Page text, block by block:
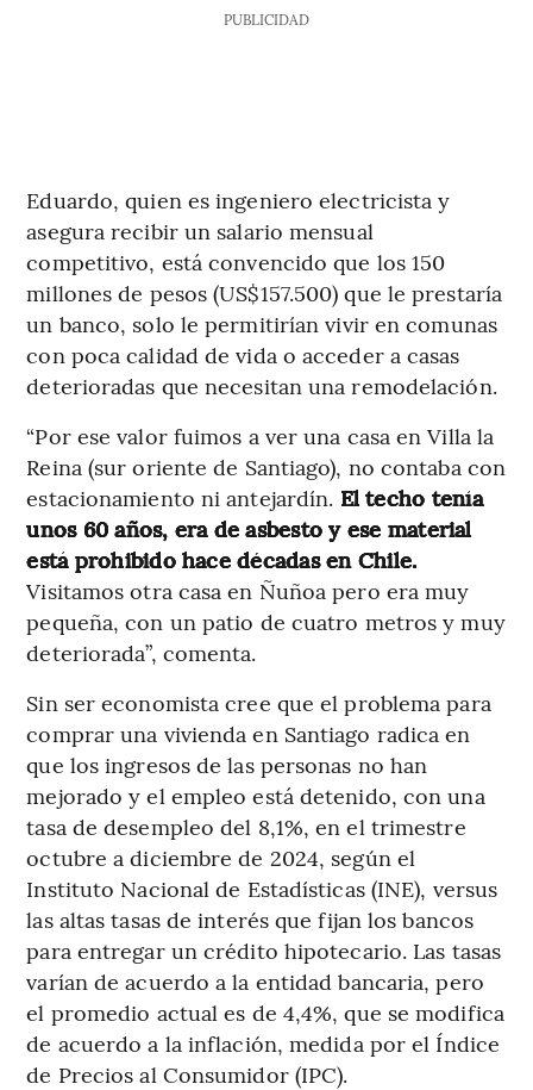
PUBLICIDAD
Eduardo, quien es ingeniero electricista y
asegura recibir un salario mensual
competitivo, está convencido que los 150
millones de pesos (US$157.500) que le prestaría
un banco, solo le permitirían vivir en comunas
con poca calidad de vida o acceder a casas
deterioradas que necesitan una remodelación.
“Por ese valor fuimos a ver una casa en Villa la
Reina (sur oriente de Santiago), no contaba con
estacionamiento ni antejardín. El techo tenía
unos 60 años, era de asbesto y ese material
está prohibido hace décadas en Chile.
Visitamos otra casa en Ñuñoa pero era muy
pequeña, con un patio de cuatro metros y muy
deteriorada”, comenta.
Sin ser economista cree que el problema para
comprar una vivienda en Santiago radica en
que los ingresos de las personas no han
mejorado y el empleo está detenido, con una
tasa de desempleo del 8,1%, en el trimestre
octubre a diciembre de 2024, según el
Instituto Nacional de Estadísticas (INE), versus
las altas tasas de interés que fijan los bancos
para entregar un crédito hipotecario. Las tasas
varían de acuerdo a la entidad bancaria, pero
el promedio actual es de 4,4%, que se modifica
de acuerdo a la inflación, medida por el Índice
de Precios al Consumidor (IPC).